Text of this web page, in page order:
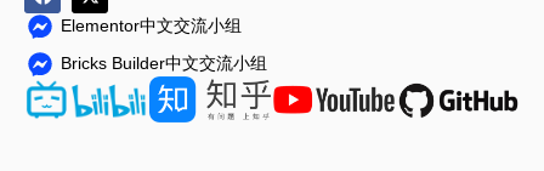
Elementor中文交流小组
Bricks Builder中文交流小组